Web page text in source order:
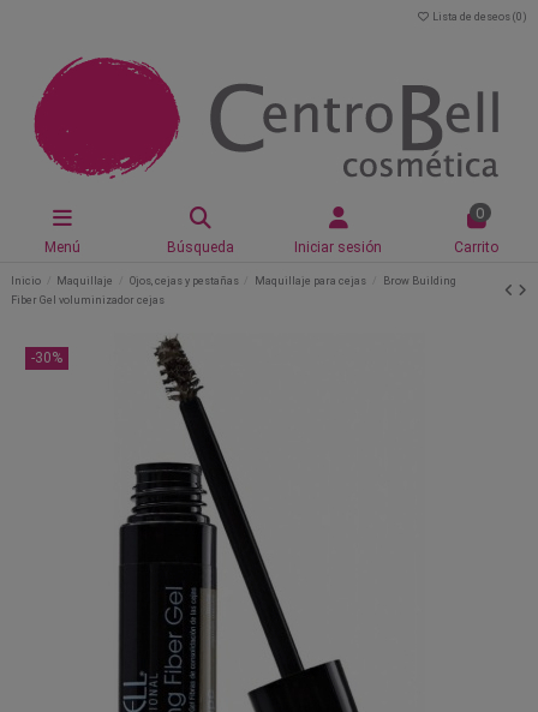
Lista de deseos (0 )
Menú Búsqueda Iniciar sesión
0
Carrito
Inicio Maquillaje Ojos, cejas y pestañas Maquillaje para cejas
Brow Building
Fiber Gel voluminizador cejas
-30%